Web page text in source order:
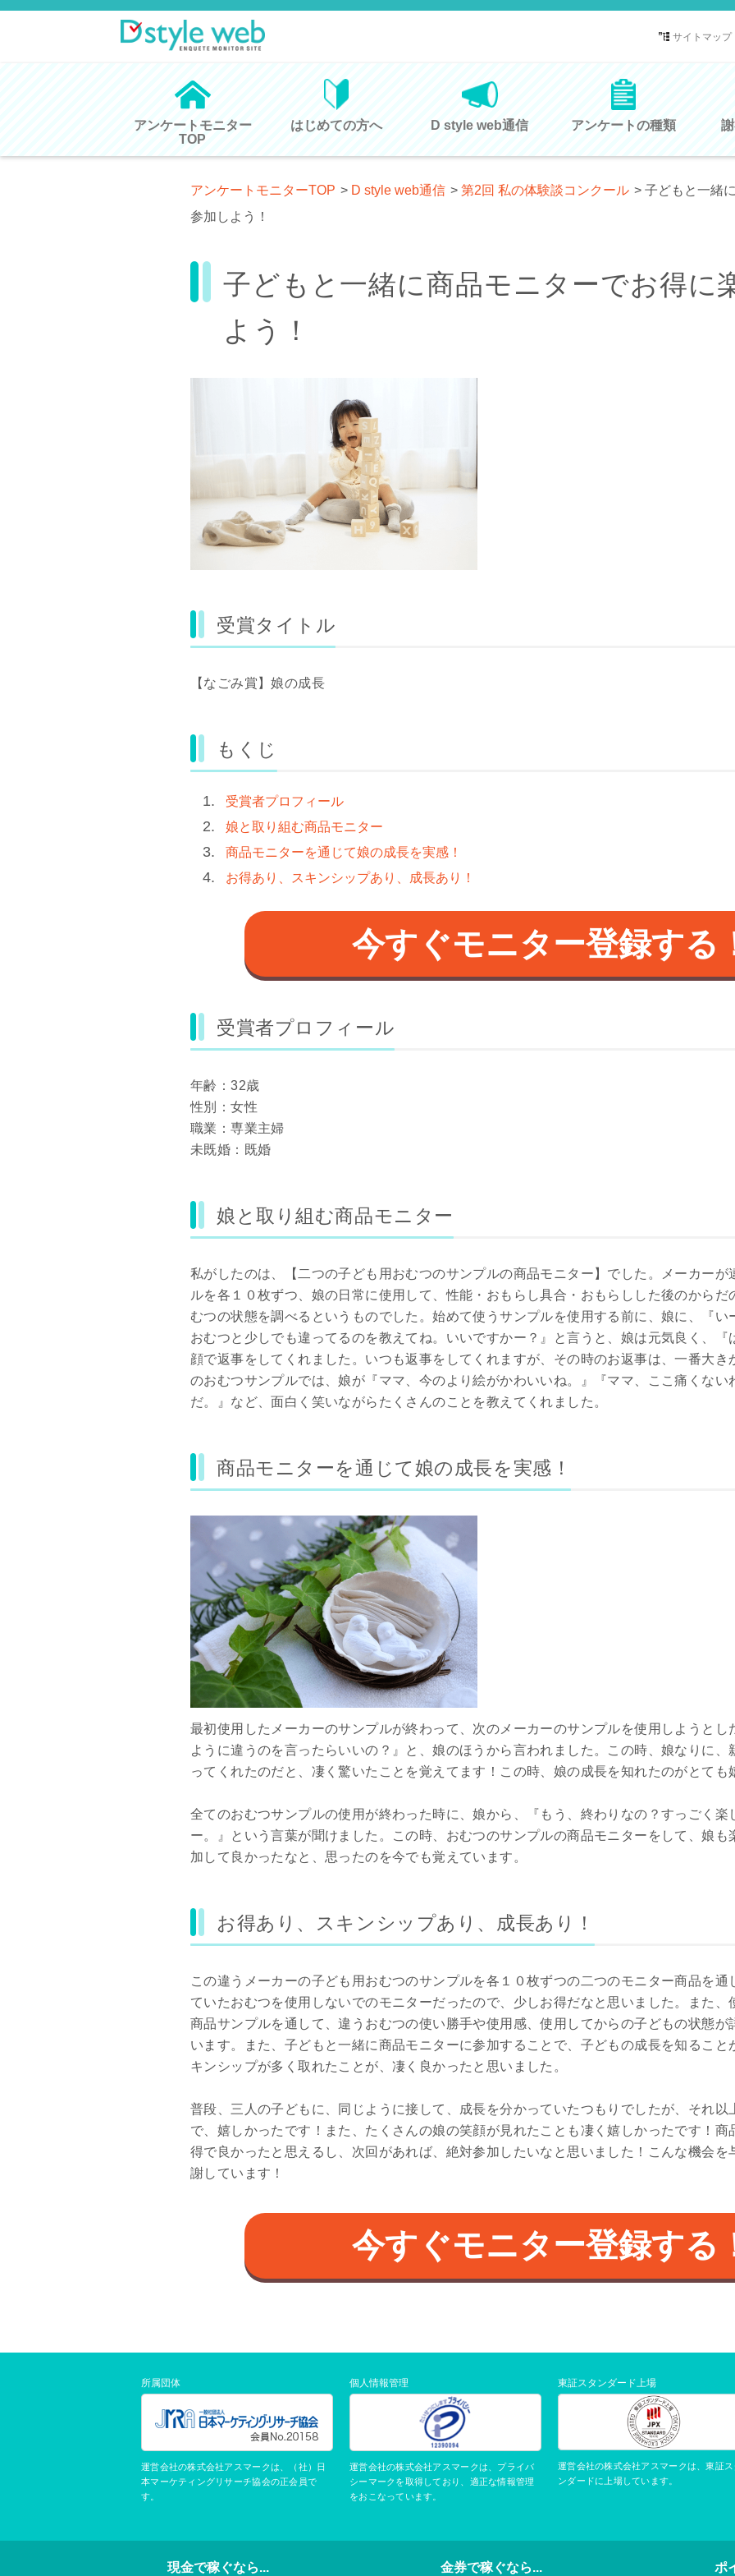
サイトマップ
アンケートモニター
TOP
はじめての方へ D style web通信 アンケートの種類
アンケートモニターTOP > D style web通信 > 第2回 私の体験談コンクール > 子どもと一緒
参加しよう！
子どもと一緒に商品モニターでお得に
よう！
受賞タイトル
【なごみ賞】娘の成長
もくじ
受賞者プロフィール
娘と取り組む商品モニター
商品モニターを通じて娘の成長を実感！
お得あり、スキンシップあり、成長あり！
今すぐモニター登録する
受賞者プロフィール
年齢：32歳
性別：女性
職業：専業主婦
未既婚：既婚
娘と取り組む商品モニター
私がしたのは、【二つの子ども用おむつのサンプルの商品モニター】でした。メーカーが
ルを各１０枚ずつ、娘の日常に使用して、性能・おもらし具合・おもらしした後のから
むつの状態を調べるというものでした。始めて使うサンプルを使用する前に、娘に、『い
おむつと少しでも違ってるのを教えてね。いいですかー？』と言うと、娘は元気良く、『
顔で返事をしてくれました。いつも返事をしてくれますが、その時のお返事は、一番大き
のおむつサンプルでは、娘が『ママ、今のより絵がかわいいね。』『ママ、ここ痛くない
だ。』など、面白く笑いながらたくさんのことを教えてくれました。
商品モニターを通じて娘の成長を実感！
最初使用したメーカーのサンプルが終わって、次のメーカーのサンプルを使用しようとし
ように違うのを言ったらいいの？』と、娘のほうから言われました。この時、娘なりに
ってくれたのだと、凄く驚いたことを覚えてます！この時、娘の成長を知れたのがとても
全てのおむつサンプルの使用が終わった時に、娘から、『もう、終わりなの？すっごく楽
ー。』という言葉が聞けました。この時、おむつのサンプルの商品モニターをして、娘も
加して良かったなと、思ったのを今でも覚えています。
お得あり、スキンシップあり、成長あり！
この違うメーカーの子ども用おむつのサンプルを各１０枚ずつの二つのモニター商品を
ていたおむつを使用しないでのモニターだったので、少しお得だなと思いました。また、
商品サンプルを通して、違うおむつの使い勝手や使用感、使用してからの子どもの状態が
います。また、子どもと一緒に商品モニターに参加することで、子どもの成長を知ること
キンシップが多く取れたことが、凄く良かったと思いました。
普段、三人の子どもに、同じように接して、成長を分かっていたつもりでしたが、それ以
で、嬉しかったです！また、たくさんの娘の笑顔が見れたことも凄く嬉しかったです！商
得で良かったと思えるし、次回があれば、絶対参加したいなと思いました！こんな機会を
謝しています！
今すぐモニター登録する
所属団体
運営会社の株式会社アスマークは、（社）日
本マーケティングリサーチ協会の正会員で
す。
個人情報管理
運営会社の株式会社アスマークは、プライバ
シーマークを取得しており、適正な情報管理
をおこなっています。
東証スタンダード上場
運営会社の株式会社アスマークは、東証ス
ンダードに上場しています。
現金で稼ぐなら... 金券で稼ぐなら... ポ